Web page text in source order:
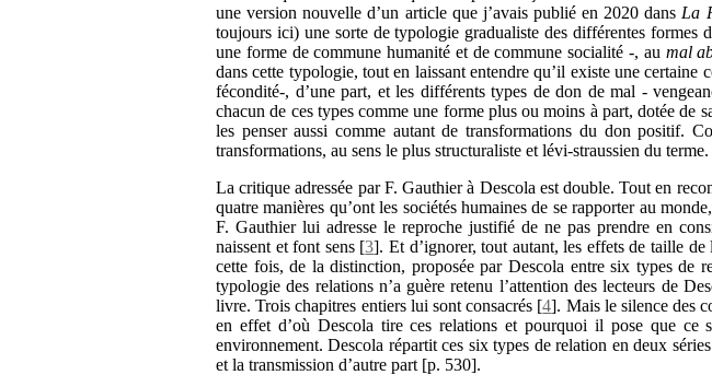
une version nouvelle d’un article que j’avais publié en 2020 dans La
toujours ici) une sorte de typologie gradualiste des différentes formes
une forme de commune humanité et de commune socialité -, au mal
dans cette typologie, tout en laissant entendre qu’il existe une
fécondité-, d’une part, et les différents types de don de mal -
chacun de ces types comme une forme plus ou moins à part, dotée de
les penser aussi comme autant de transformations du don positif.
transformations, au sens le plus structuraliste et lévi-straussien du terme.
La critique adressée par F. Gauthier à Descola est double. Tout en
quatre manières qu’ont les sociétés humaines de se rapporter au
F. Gauthier lui adresse le reproche justifié de ne pas prendre en
naissent et font sens[3]. Et d’ignorer, tout autant, les effets de taille
cette fois, de la distinction, proposée par Descola entre six types de
typologie des relations n’a guère retenu l’attention des lecteurs de
livre. Trois chapitres entiers lui sont consacrés [4]. Mais le silence des
en effet d’où Descola tire ces relations et pourquoi il pose que ce
environnement. Descola répartit ces six types de relation en deux
et la transmission d’autre part [p. 530].